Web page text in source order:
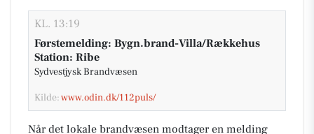
KL. 13:19
Førstemelding: Bygn.brand-Villa/Rækkehus
Station: Ribe
Sydvestjysk Brandvæsen
Kilde:www.odin.dk/112puls/
Når det lokale brandvæsen modtager en melding